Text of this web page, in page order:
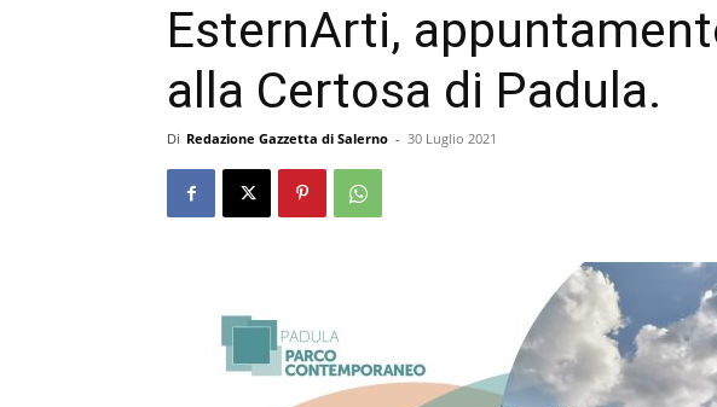
EsternArti,
alla Certosa di Padula.
Di Redazione Gazzetta di Salerno - 30 Luglio 2021